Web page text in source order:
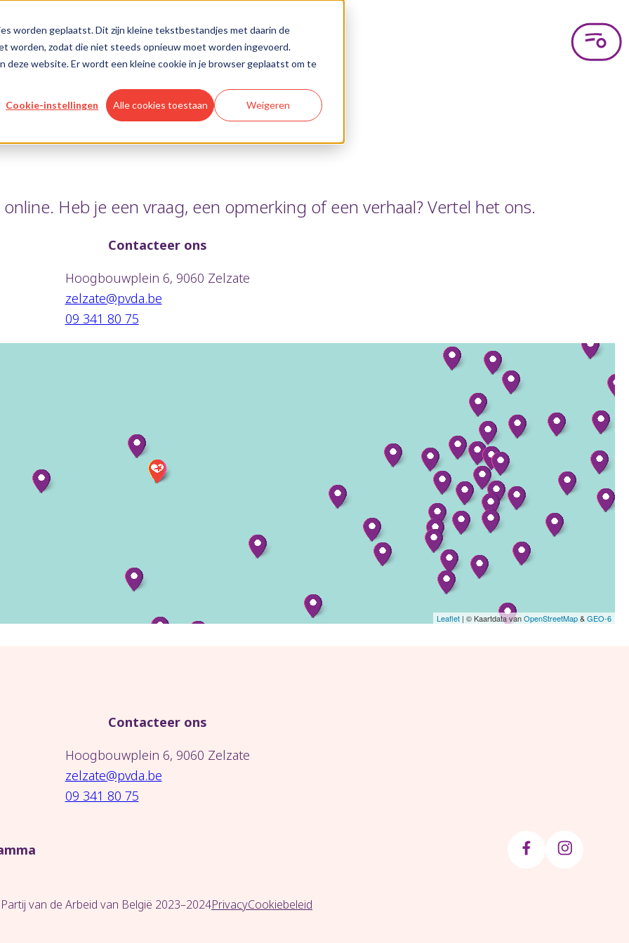
worden geplaatst. Dit zijn kleine tekstbestandjes met daarin de
worden, zodat die niet steeds opnieuw moet worden ingevoerd.
deze website. Er wordt een kleine cookie in je browser geplaatst om te
Cookie-instellingen Alle cookies toestaan Weigeren
Heb je een vraag, een opmerking of een verhaal? Vertel het ons.
Contacteer ons
Hoogbouwplein 6, 9060 Zelzate
zelzate@pvda.be
09 341 80 75
Leaflet | © Kaartdata vanOpenStreetMap&GEO-6
Contacteer ons
Hoogbouwplein 6, 9060 Zelzate
zelzate@pvda.be
09 341 80 75
van de Arbeid van België 2023–2024PrivacyCookiebeleid